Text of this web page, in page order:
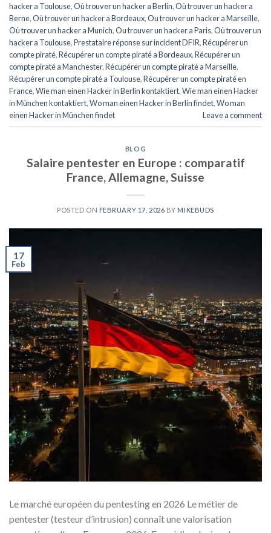
hacker a Toulouse,Où trouver un hacker a Berlin,Où trouver un hacker a
Berne,Où trouver un hacker a Bordeaux,Ou trouver un hacker a Marseille,
Où trouver un hacker a Munich,Ou trouver un hacker a Paris,Où trouver un
hacker a Toulouse,Prestataire réponse sur incident DFIR,Récupérer un
compte piraté,Récupérer un compte piraté a Bordeaux,Récupérer un
compte piraté a Manchester,Récupérer un compte piraté a Marseille,
Récupérer un compte piraté a Toulouse,Récupérer un compte piraté en
France,Wie man einen Hacker in Berlin kontaktiert,Wie man einen Hacker
in München kontaktiert,Wo man einen Hacker in Berlin findet,Wo man
einen Hacker in München findet
Leave a comment
BLOG
Salaire pentester en Europe : comparatif
France, Allemagne, Suisse
POSTED ON FEBRUARY 17, 2026 BY MIKEBUDS
17
Feb
Le marché européen du pentesting en 2026 Le métier de
pentester (testeur d’intrusion) connaît une valorisation